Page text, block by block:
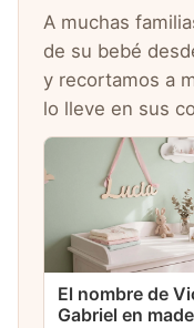
A muchas
de su bebé
y recortamos a
lo lleve en sus
El nombre de
Gabriel en